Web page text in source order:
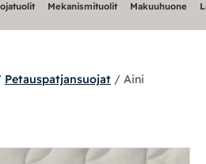
Mekanismituolit Makuuhuone
Petauspatjansuojat / Aini